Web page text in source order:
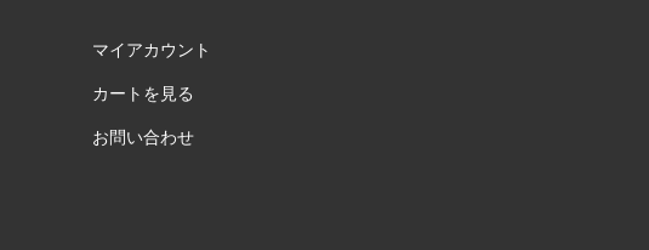
マイアカウント
カートを見る
お問い合わせ